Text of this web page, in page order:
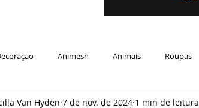
Animesh Animais Roupas
Danças Car Shape Makeup
Van Hyden 7 de nov. de 2024 1 min de leitura